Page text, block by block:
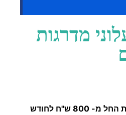
מדרגות
השכרת מעלוני מדרגות החל מ- 800 ש"ח לחודש